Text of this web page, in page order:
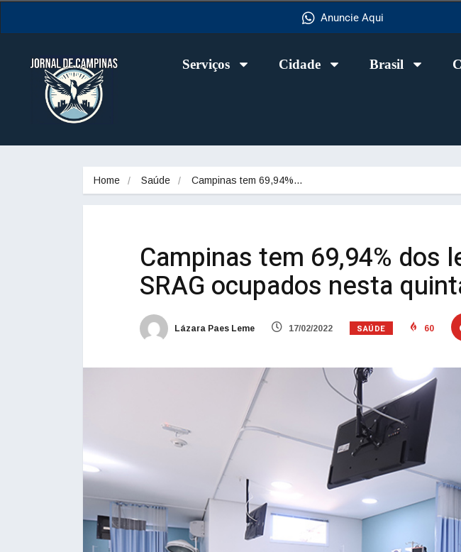
Anuncie Aqui
Serviços Cidade Brasil
Home Saúde Campinas tem 69,94%…
Campinas tem 69,94% dos
SRAG ocupados nesta
Lázara Paes Leme 17/02/2022 SAÚDE 60